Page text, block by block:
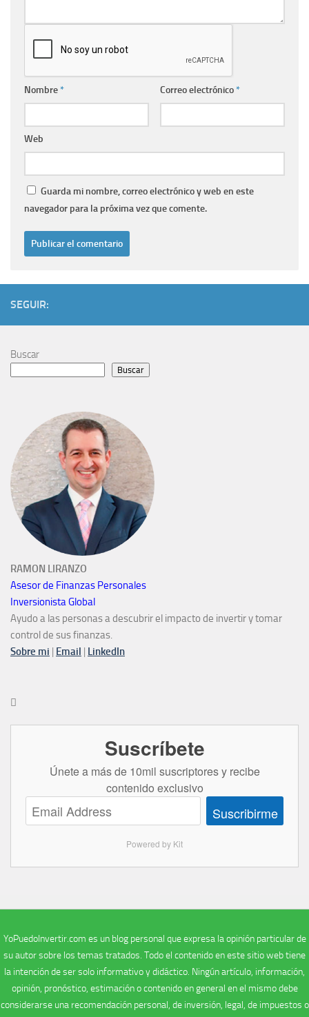
Nombre* Correo electrónico*
Web
Guarda mi nombre, correo electrónico y web en este
navegador para la próxima vez que comente.
SEGUIR:
Buscar
Buscar
RAMON LIRANZO
Asesor de Finanzas Personales
Inversionista Global
Ayudo a las personas a descubrir el impacto de invertir y tomar
control de sus finanzas.
Sobre mi
Email LinkedIn

Suscríbete
Únete a más de 10mil suscriptores y recibe
contenido exclusivo
Suscribirme
Powered by Kit
YoPuedoInvertir.com es un blog personal que expresa la opinión particular de
su autor sobre los temas tratados. Todo el contenido en este sitio web tiene
la intención de ser solo informativo y didáctico. Ningún artículo, información,
opinión, pronóstico, estimación o contenido en general en el mismo debe
considerarse una recomendación personal, de inversión, legal, de impuestos o